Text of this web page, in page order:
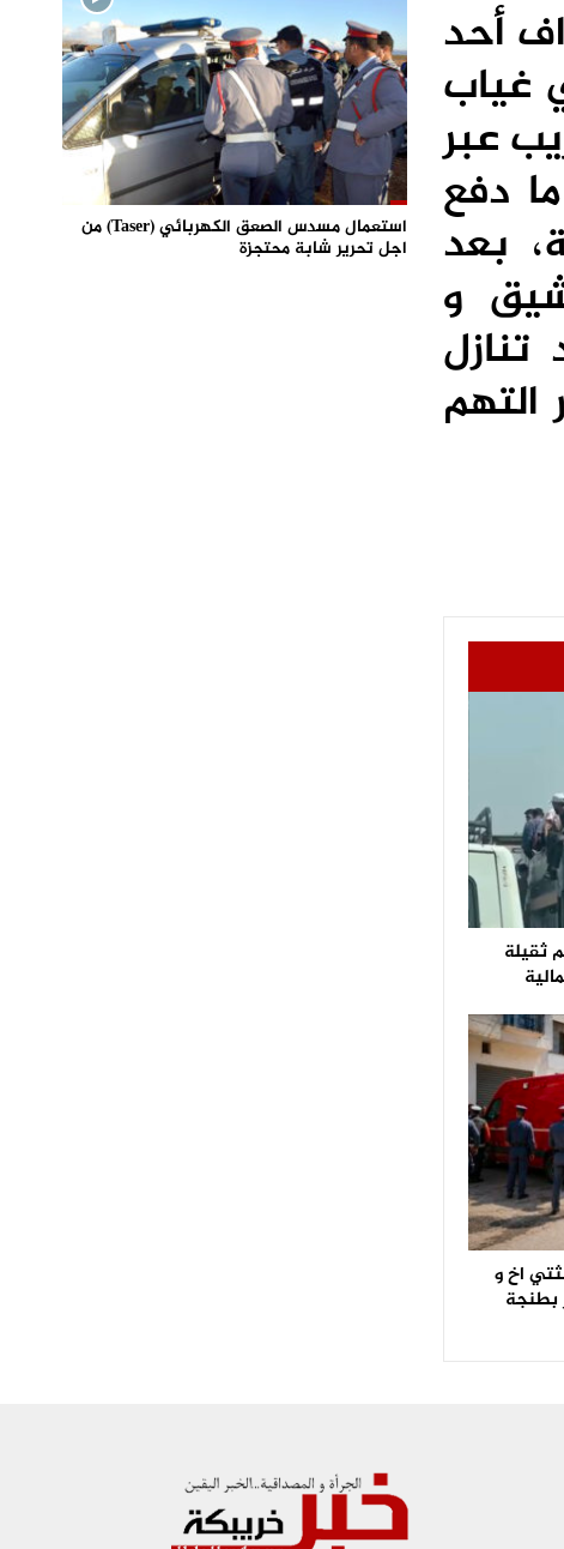
أحد
غياب
عبر
دفع
بعد
و
تنازل
التهم
ثقيلة
اخ و
استعمال مسدس الصعق الكهربائي (Taser) من
اجل تحرير شابة محتجزة